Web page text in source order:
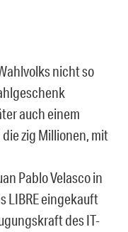
nicht so
auch einem
zig Millionen, mit
Pablo Velasco in
LIBRE eingekauft
des IT-